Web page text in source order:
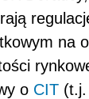
na
o CIT